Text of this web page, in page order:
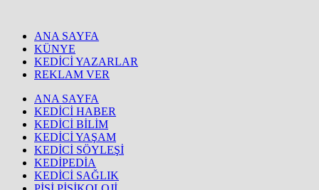
ANA SAYFA
KÜNYE
KEDİCİ YAZARLAR
REKLAM VER
ANA SAYFA
KEDİCİ HABER
KEDİCİ BİLİM
KEDİCİ YAŞAM
KEDİCİ SÖYLEŞİ
KEDİPEDİA
KEDİCİ SAĞLIK